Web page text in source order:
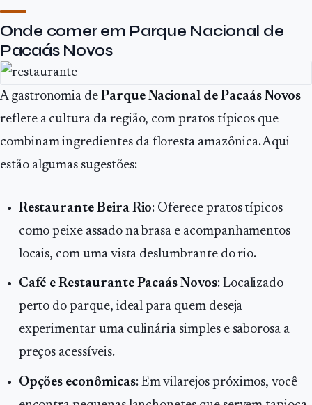
Onde comer em Parque Nacional de
Pacaás Novos
A gastronomia deParque Nacional de Pacaás Novos
reflete a cultura da região, com pratos típicos que
combinam ingredientes da floresta amazônica. Aqui
estão algumas sugestões:
Restaurante Beira Rio: Oferece pratos típicos
como peixe assado na brasa e acompanhamentos
locais, com uma vista deslumbrante do rio.
Café e Restaurante Pacaás Novos: Localizado
perto do parque, ideal para quem deseja
experimentar uma culinária simples e saborosa a
preços acessíveis.
Opções econômicas: Em vilarejos próximos, você